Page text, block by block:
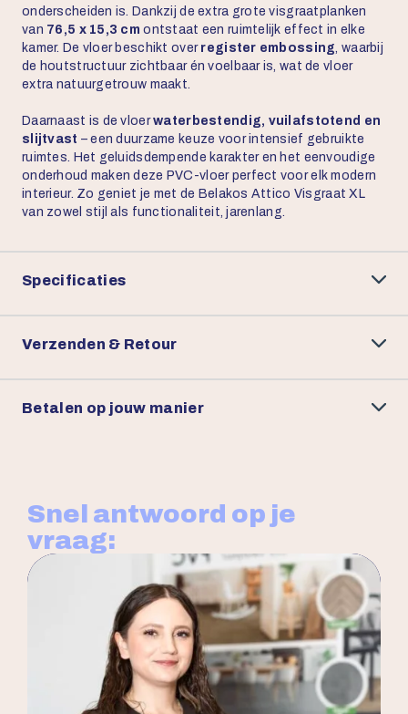
onderscheiden is. Dankzij de extra grote visgraatplanken
van 76,5 x 15,3 cm ontstaat een ruimtelijk effect in elke
kamer. De vloer beschikt over register embossing, waarbij
de houtstructuur zichtbaar én voelbaar is, wat de vloer
extra natuurgetrouw maakt.
Daarnaast is de vloerwaterbestendig, vuilafstotend en
slijtvast – een duurzame keuze voor intensief gebruikte
ruimtes. Het geluidsdempende karakter en het eenvoudige
onderhoud maken deze PVC-vloer perfect voor elk modern
interieur. Zo geniet je met de Belakos Attico Visgraat XL
van zowel stijl als functionaliteit, jarenlang.
Specificaties
Verzenden & Retour
Betalen op jouw manier
Snel antwoord op je
vraag: